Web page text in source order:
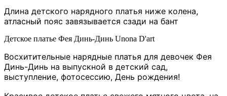
Длина детского нарядного платья ниже колена,
атласный пояс завязывается сзади на бант
Детское платье Фея Динь-Динь Unona D'art
Восхитительные нарядные платья для девочек Фея
Динь-Динь на выпускной в детский сад,
выступление, фотосессию, День рождения!